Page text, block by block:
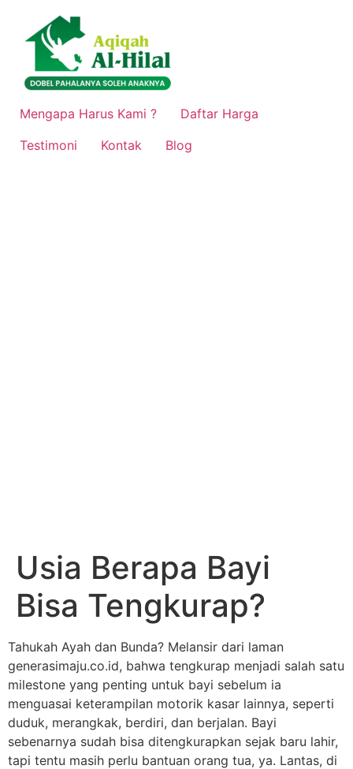
konten
Mengapa Harus Kami ?
Daftar Harga
Testimoni
Kontak Blog
Usia Berapa Bayi
Bisa Tengkurap?
Tahukah Ayah dan Bunda? Melansir dari laman
generasimaju.co.id, bahwa tengkurap menjadi salah satu
milestone yang penting untuk bayi sebelum ia
menguasai keterampilan motorik kasar lainnya, seperti
duduk, merangkak, berdiri, dan berjalan. Bayi
sebenarnya sudah bisa ditengkurapkan sejak baru lahir,
tapi tentu masih perlu bantuan orang tua, ya. Lantas, di